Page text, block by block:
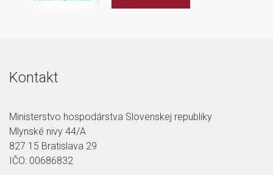
Kontakt
Ministerstvo hospodárstva Slovenskej republiky
Mlynské nivy 44/A
827 15 Bratislava 29
IČO: 00686832